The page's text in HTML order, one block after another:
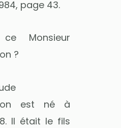
page 43.
Monsieur
?
est né à
Il était le fils